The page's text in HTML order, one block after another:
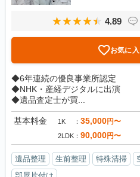
4.89
お気に
◆6年連続の優良事業所認定
◆NHK・産経デジタルに出演
◆遺品査定士が買...
基本料金 1K 35,000円〜
2LDK 90,000円〜
遺品整理 生前整理 特殊清掃